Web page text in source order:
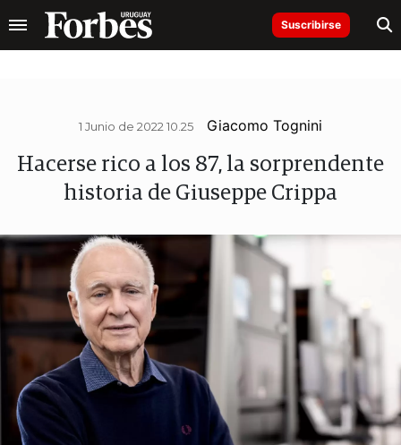
Suscribirse
1 Junio de 2022 10.25 Giacomo Tognini
Hacerse rico a los 87, la sorprendente
historia de Giuseppe Crippa